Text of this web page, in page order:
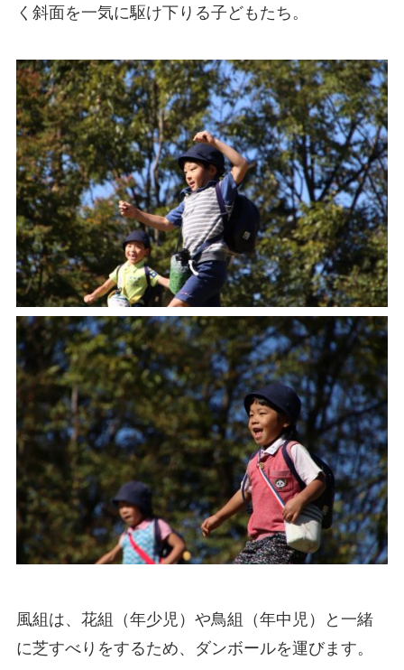
く斜面を一気に駆け下りる子どもたち。
風組は、花組（年少児）や鳥組（年中児）と一緒
に芝すべりをするため、ダンボールを運びます。